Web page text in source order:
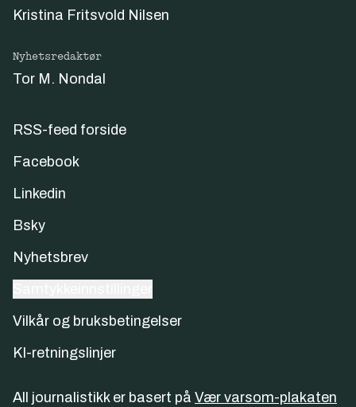
Kristina Fritsvold Nilsen
Nyhetsredaktør
Tor M. Nondal
RSS-feed forside
Facebook
Linkedin
Bsky
Nyhetsbrev
Vilkår og bruksbetingelser
KI-retningslinjer
All journalistikk er basert på Vær varsom-plakaten